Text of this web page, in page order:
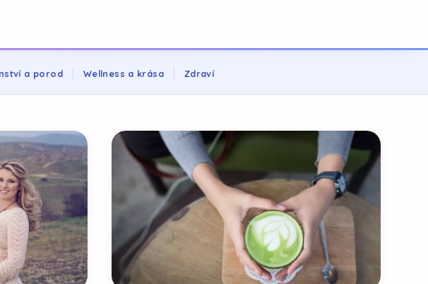
a porod Wellness a krása Zdraví